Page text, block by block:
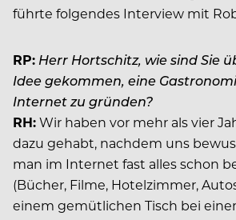
führte folgendes Interview mit
RP: Herr Hortschitz, wie sind Sie
Idee gekommen, eine
Internet zu gründen?
RH:Wir haben vor mehr als vier
dazu gehabt, nachdem uns
man im Internet fast alles schon
(Bücher, Filme, Hotelzimmer,
einem gemütlichen Tisch bei